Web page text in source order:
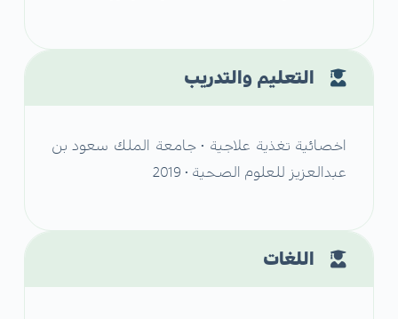
التعليم والتدريب
اخصائية تغذية علاجية • جامعة الملك سعود بن
عبدالعزيز للعلوم الصحية • 2019
اللغات